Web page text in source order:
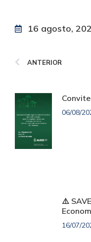
16 agosto,
ANTERIOR
06/08/
⚠️
16/07/